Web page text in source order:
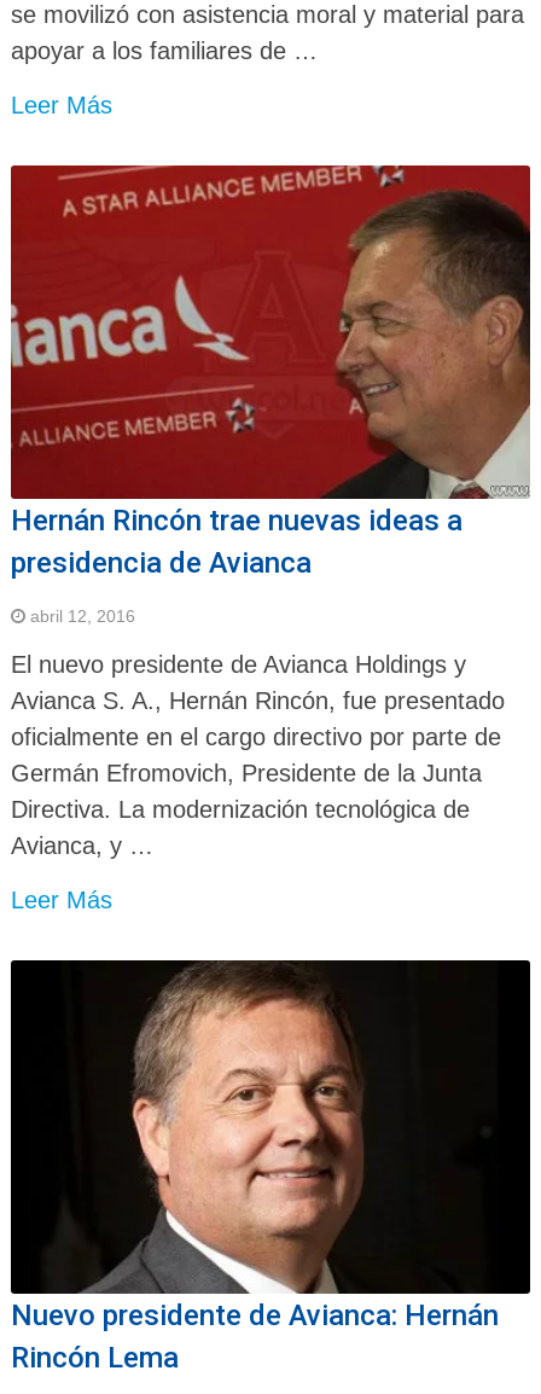
se movilizó con asistencia moral y material para
apoyar a los familiares de …
Leer Más
Hernán Rincón trae nuevas ideas a
presidencia de Avianca
abril 12, 2016
El nuevo presidente de Avianca Holdings y
Avianca S. A., Hernán Rincón, fue presentado
oficialmente en el cargo directivo por parte de
Germán Efromovich, Presidente de la Junta
Directiva. La modernización tecnológica de
Avianca, y …
Leer Más
Nuevo presidente de Avianca: Hernán
Rincón Lema